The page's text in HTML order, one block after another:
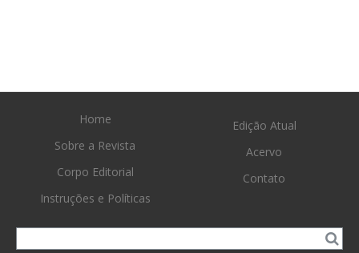
Home
Sobre a Revista
Corpo Editorial
Instruções e Políticas
Edição Atual
Acervo
Contato